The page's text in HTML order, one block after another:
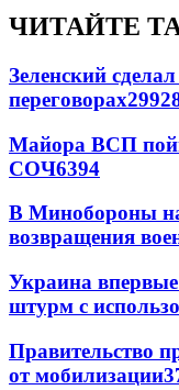
ЧИТАЙТЕ
Зеленский
переговорах
Майора ВСП
СОЧ6394
В Минобороны
возвращения
Украина
штурм с
Правительство
от мобилизации